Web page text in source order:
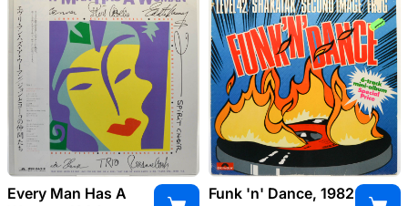
Every Man Has A
Funk 'n' Dance, 1982